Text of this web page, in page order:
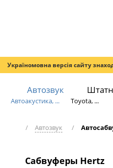
Україномовна версія сайту
Автозвук
Автоакустика, ... Toyota, ...
/ Автозвук /
Сабвуферы Hertz